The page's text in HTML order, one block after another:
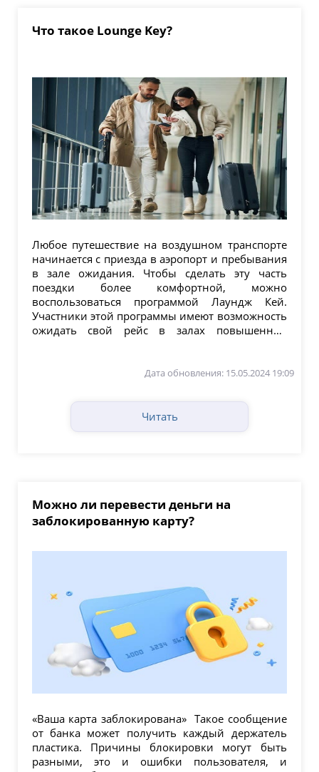
Что такое Lounge Key?
Любое путешествие на воздушном транспорте
начинается с приезда в аэропорт и пребывания
в зале ожидания. Чтобы сделать эту часть
поездки более комфортной, можно
воспользоваться программой Лаундж Кей.
Участники этой программы имеют возможность
ожидать свой рейс в залах повышенной
Дата обновления: 15.05.2024 19:09
Читать
Можно ли перевести деньги на
заблокированную карту?
«Ваша карта заблокирована» Такое сообщение
от банка может получить каждый держатель
пластика. Причины блокировки могут быть
разными, это и ошибки пользователя, и